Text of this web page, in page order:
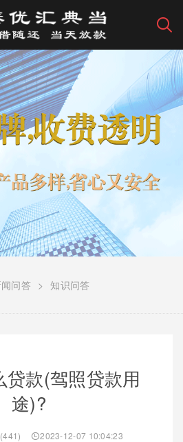
问答 > 知识问答
贷款(驾照贷款用
途)?
(441) 2023-12-07 10:04:23